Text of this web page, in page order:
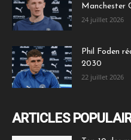
Manchester
24 juillet 2026
Phil Foden
2030
22 juillet 2026
ARTICLES